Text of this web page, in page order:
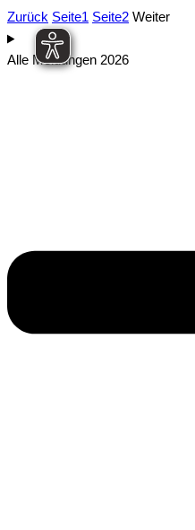
Zurück Seite1 Seite2 Weiter
Alle Meldungen 2026